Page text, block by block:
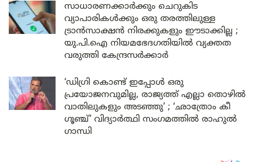
സാധാരണക്കാർക്കും ചെറുകിട
വ്യാപാരികൾക്കും ഒരു തരത്തിലുള്ള
ട്രാൻസാക്ഷൻ നിരക്കുകളും ഈടാക്കില്ല ;
യു.പി.ഐ നിയമഭേദഗതിയിൽ വ്യക്തത
വരുത്തി കേന്ദ്രസർക്കാർ
‘ഡിഗ്രി കൊണ്ട് ഇപ്പോൾ ഒരു
പ്രയോജനവുമില്ല, രാജ്യത്ത് എല്ലാ തൊഴിൽ
വാതിലുകളും അടഞ്ഞു’ ; ‘ഛാത്രോം കീ
ഗൂഞ്ച്’ വിദ്യാർത്ഥി സംഗമത്തിൽ രാഹുൽ
ഗാന്ധി